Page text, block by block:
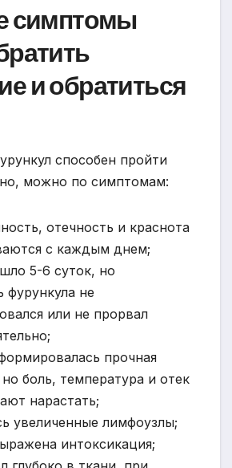
симптомы
и обратиться
способен пройти
можно по симптомам:
отечность и краснота
с каждым днем;
5-6 суток, но
фурункула не
или не прорвал
прочная
боль, температура и отек
нарастать;
увеличенные лимфоузлы;
интоксикация;